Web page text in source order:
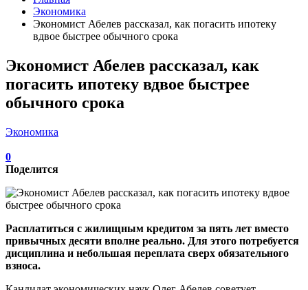
Экономика
Экономист Абелев рассказал, как погасить ипотеку
вдвое быстрее обычного срока
Экономист Абелев рассказал, как
погасить ипотеку вдвое быстрее
обычного срока
Экономика
0
Поделится
Расплатиться с жилищным кредитом за пять лет вместо
привычных десяти вполне реально. Для этого потребуется
дисциплина и небольшая переплата сверх обязательного
взноса.